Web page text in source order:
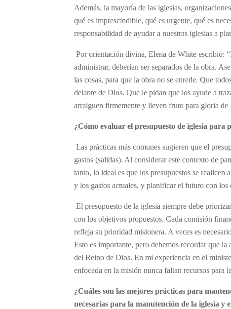
Además, la mayoría de las iglesias,
qué es imprescindible, qué es urgente, qué es
responsabilidad de ayudar a nuestras iglesias a
Por orientación divina, Elena de White escribió:
administrar, deberían ser separados de la obra.
las cosas, para que la obra no se enrede. Que
delante de Dios. Que le pidan que los ayude a
arraiguen firmemente y lleven fruto para gloria de
¿Cómo evaluar el presupuesto de iglesia para
Las prácticas más comunes sugieren que el
gastos (salidas). Al considerar este contexto de
tanto, lo ideal es que los presupuestos se
y los gastos actuales, y planificar el futuro con los
El presupuesto de la iglesia siempre debe
con los objetivos propuestos. Cada comisión
refleja su prioridad misionera. A veces es
Esto es importante, pero debemos recordar que
del Reino de Dios. En mi experiencia en el
enfocada en la misión nunca faltan recursos para
¿Cuáles son las mejores prácticas para
necesarias para la manutención de la iglesia y